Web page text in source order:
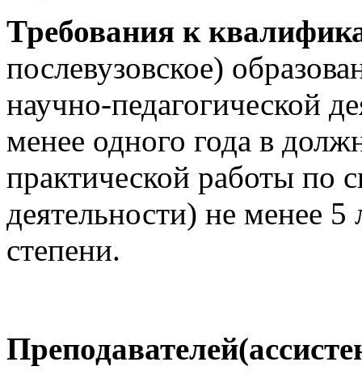
Требования к
послевузовское)
научно-педагогической
менее одного года в
практической работы по
деятельности) не менее
степени.
Преподавателей